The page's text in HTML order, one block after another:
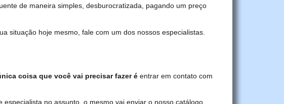
de maneira simples, desburocratizada, pagando um preço
situação hoje mesmo, fale com um dos nossos especialistas.
coisa que você vai precisar fazer é entrar em contato com
no assunto, o mesmo vai enviar o nosso catálogo,